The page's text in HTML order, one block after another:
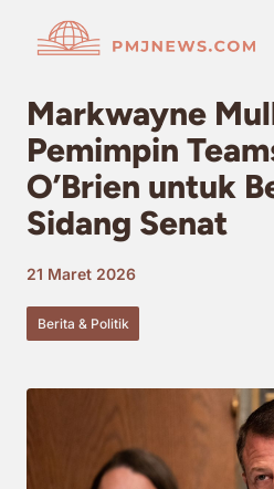
Markwayne
Pemimpin
O’Brien untuk
Sidang Senat
21 Maret 2026
Berita & Politik